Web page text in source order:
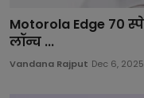
Motorola Edge 70
लॉन्च ...
Vandana Rajput Dec 6, 2025